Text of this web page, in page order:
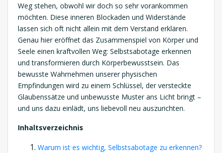
Weg stehen, obwohl wir doch so sehr vorankommen
möchten. Diese inneren Blockaden und Widerstände
lassen sich oft nicht allein mit dem Verstand erklären.
Genau hier eröffnet das Zusammenspiel von Körper und
Seele einen kraftvollen Weg: Selbstsabotage erkennen
und transformieren durch Körperbewusstsein. Das
bewusste Wahrnehmen unserer physischen
Empfindungen wird zu einem Schlüssel, der versteckte
Glaubenssätze und unbewusste Muster ans Licht bringt –
und uns dazu einlädt, uns liebevoll neu auszurichten.
Inhaltsverzeichnis
Warum ist es wichtig, Selbstsabotage zu erkennen?